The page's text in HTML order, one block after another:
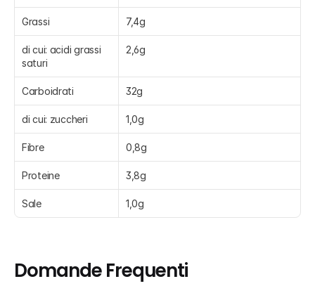
Grassi 7,4g
di cui: acidi grassi
saturi
2,6g
Carboidrati 32g
di cui: zuccheri 1,0g
Fibre 0,8g
Proteine 3,8g
Sale 1,0g
Domande Frequenti